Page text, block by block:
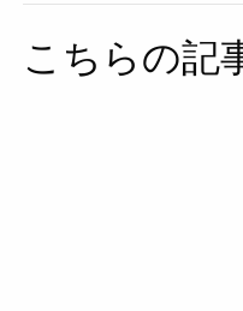
こちらの記